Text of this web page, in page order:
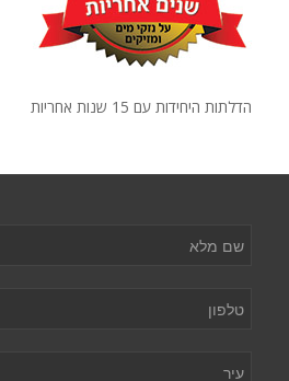
הדלתות היחידות עם 15 שנות אחריות